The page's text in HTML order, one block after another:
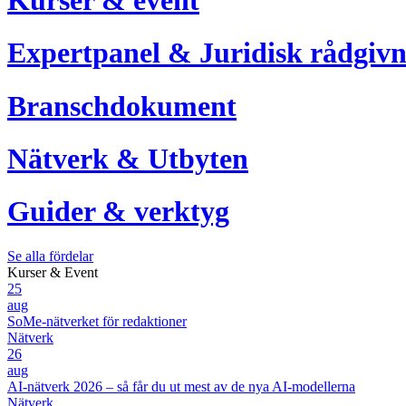
Expertpanel & Juridisk
Branschdokument
Nätverk & Utbyten
Guider & verktyg
Se alla fördelar
Kurser & Event
25
aug
SoMe-nätverket för redaktioner
Nätverk
26
aug
AI-nätverk 2026 – så får du ut mest av de nya AI-modellerna
Nätverk